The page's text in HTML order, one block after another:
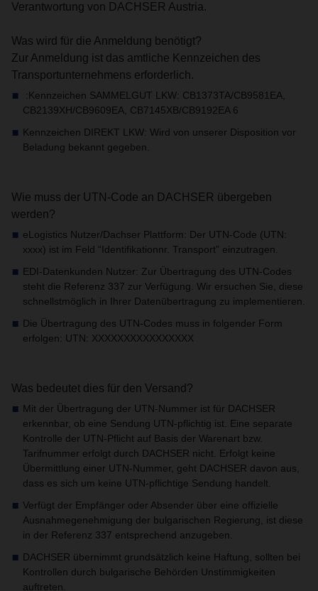
Verantwortung von DACHSER Austria.
Was wird für die Anmeldung benötigt?
Zur Anmeldung ist das amtliche Kennzeichen des
Transportunternehmens erforderlich.
Kennzeichen SAMMELGUT LKW:: CB1373TA/CB9581EA,
CB2139XH/CB9609EA, CB7145XB/CB9192EA 6
Kennzeichen DIREKT LKW: Wird von unserer Disposition vor
Beladung bekannt gegeben.
Wie muss der UTN-Code an DACHSER übergeben
werden?
eLogistics Nutzer/Dachser Plattform: Der UTN-Code (UTN:
xxxx) ist im Feld “Identifikationnr. Transport” einzutragen.
EDI-Datenkunden Nutzer: Zur Übertragung des UTN-Codes
steht die Referenz 337 zur Verfügung. Wir ersuchen Sie, diese
schnellstmöglich in Ihrer Datenübertragung zu implementieren.
Die Übertragung des UTN-Codes muss in folgender Form
erfolgen: UTN: XXXXXXXXXXXXXXXX
Was bedeutet dies für den Versand?
Mit der Übertragung der UTN-Nummer ist für DACHSER
erkennbar, ob eine Sendung UTN-pflichtig ist. Eine separate
Kontrolle der UTN-Pflicht auf Basis der Warenart bzw.
Tarifnummer erfolgt durch DACHSER nicht. Erfolgt keine
Übermittlung einer UTN-Nummer, geht DACHSER davon aus,
dass es sich um keine UTN-pflichtige Sendung handelt.
Verfügt der Empfänger oder Absender über eine offizielle
Ausnahmegenehmigung der bulgarischen Regierung, ist diese
in der Referenz 337 entsprechend anzugeben.
DACHSER übernimmt grundsätzlich keine Haftung, sollten bei
Kontrollen durch bulgarische Behörden Unstimmigkeiten
auftreten.